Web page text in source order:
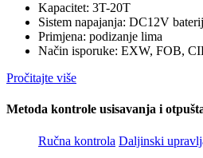
Kapacitet: 3T-20T
Sistem napajanja: DC12V
Primjena: podizanje lima
Način isporuke: EXW, FOB,
Pročitajte više
Metoda kontrole usisavanja i
Ručna kontrola Daljinski